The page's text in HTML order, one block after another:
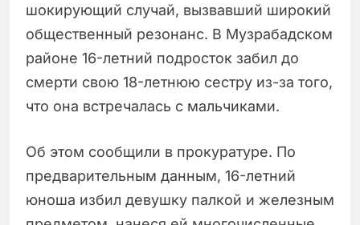
шокирующий случай, вызвавший широкий
общественный резонанс. В Музрабадском
районе 16-летний подросток забил до
смерти свою 18-летнюю сестру из-за того,
что она встречалась с мальчиками.
Об этом сообщили в прокуратуре. По
предварительным данным, 16-летний
юноша избил девушку палкой и железным